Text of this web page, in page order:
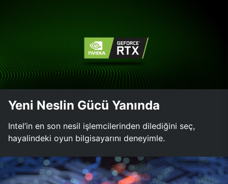
Yeni Neslin Gücü Yanında
Intel’in en son nesil işlemcilerinden dilediğini seç,
hayalindeki oyun bilgisayarını deneyimle.